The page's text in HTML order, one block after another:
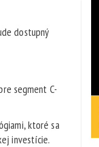
dostupný
segment C-
ktoré sa
investície.